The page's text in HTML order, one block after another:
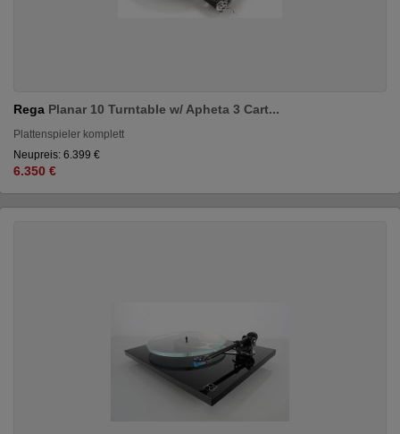
Rega Planar 10 Turntable w/ Apheta 3 Cart...
Plattenspieler komplett
Neupreis: 6.399 €
6.350 €